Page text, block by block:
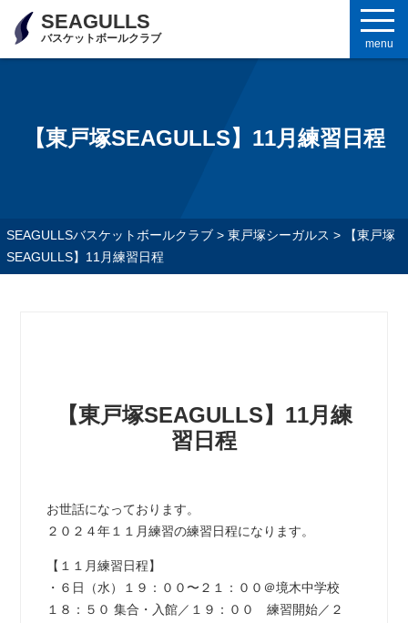
SEAGULLS
バスケットボールクラブ menu
【東戸塚SEAGULLS】11月練習日程
SEAGULLSバスケットボールクラブ> 東戸塚シーガルス >
【東戸塚
SEAGULLS】11月練習日程
【東戸塚SEAGULLS】11月練
習日程
お世話になっております。
２０２４年１１月練習の練習日程になります。
【１１月練習日程】
・６日（水）１９：００〜２１：００＠境木中学校
１８：５０ 集合・入館／１９：００ 練習開始／２